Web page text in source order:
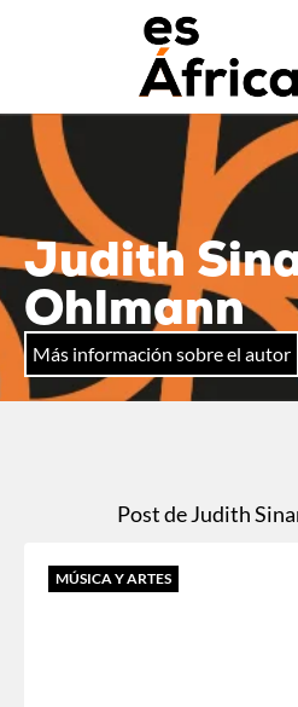
Judith
Ohlmann
Más información sobre el autor
Post de Judith
MÚSICA Y ARTES